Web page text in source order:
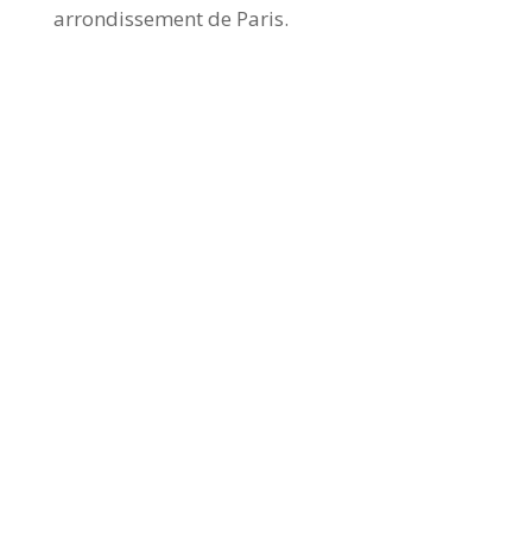
arrondissement de Paris.